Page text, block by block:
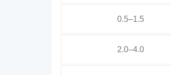
0.5–1.5
2.0–4.0